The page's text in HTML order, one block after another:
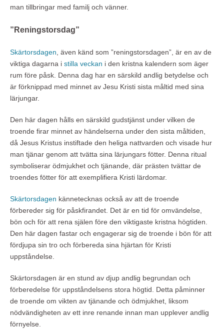
man tillbringar med familj och vänner.
”Reningstorsdag”
Skärtorsdagen , även känd som ”reningstorsdagen”, är en av de
viktiga dagarna i stilla veckan i den kristna kalendern som äger
rum före påsk. Denna dag har en särskild andlig betydelse och
är förknippad med minnet av Jesu Kristi sista måltid med sina
lärjungar.
Den här dagen hålls en särskild gudstjänst under vilken de
troende firar minnet av händelserna under den sista måltiden,
då Jesus Kristus instiftade den heliga nattvarden och visade hur
man tjänar genom att tvätta sina lärjungars fötter. Denna ritual
symboliserar ödmjukhet och tjänande, där prästen tvättar de
troendes fötter för att exemplifiera Kristi lärdomar.
Skärtorsdagen kännetecknas också av att de troende
förbereder sig för påskfirandet. Det är en tid för omvändelse,
bön och för att rena själen före den viktigaste kristna högtiden.
Den här dagen fastar och engagerar sig de troende i bön för att
fördjupa sin tro och förbereda sina hjärtan för Kristi
uppståndelse.
Skärtorsdagen är en stund av djup andlig begrundan och
förberedelse för uppståndelsens stora högtid. Detta påminner
de troende om vikten av tjänande och ödmjukhet, liksom
nödvändigheten av ett inre renande innan man upplever andlig
förnyelse.